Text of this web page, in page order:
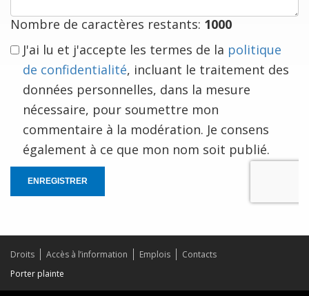
Nombre de caractères restants: 1000
J'ai lu et j'accepte les termes de la politique
de confidentialité, incluant le traitement des
données personnelles, dans la mesure
nécessaire, pour soumettre mon
commentaire à la modération. Je consens
également à ce que mon nom soit publié.
ENREGISTRER
Droits Accès à l’information Emplois
Contacts
Porter plainte